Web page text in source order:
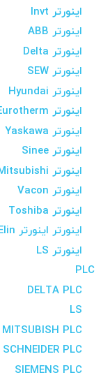
اینورتر Invt
اینورتر ABB
اینورتر Delta
اینورتر SEW
اینورتر Hyundai
اینورتر Eurotherm
اینورتر Yaskawa
اینورتر Sinee
اینورتر Mitsubishi
اینورتر Vacon
اینورتر Toshiba
اینورتر اینورتر Elin
اینورتر LS
PLC
DELTA PLC
LS
MITSUBISH PLC
SCHNEIDER PLC
SIEMENS PLC